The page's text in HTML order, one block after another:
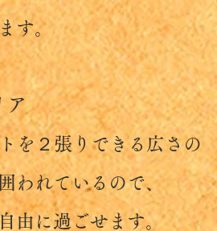
。
ア
２張りできる広さの
れているので、
に過ごせます。